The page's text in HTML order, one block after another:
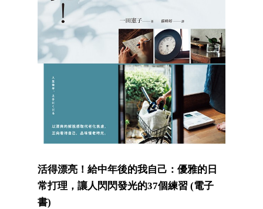
活得漂亮！給中年後的我自己：優雅的日
常打理，讓人閃閃發光的37個練習 (電子
書)